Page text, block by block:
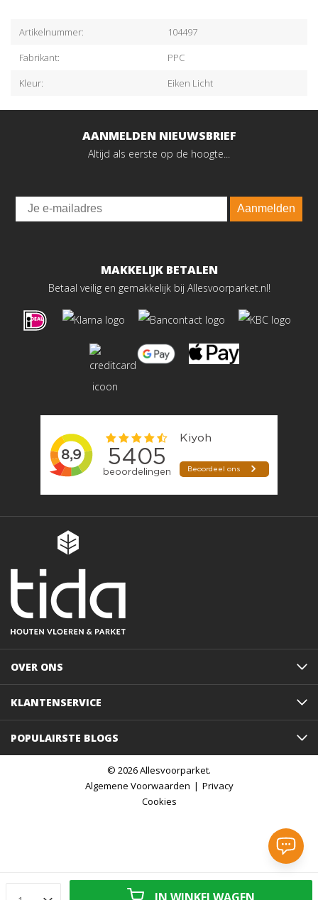
Artikelnummer:
104497
Fabrikant:
PPC
Kleur:
Eiken Licht
AANMELDEN NIEUWSBRIEF
Altijd als eerste op de hoogte...
Email
Aanmelden
MAKKELIJK BETALEN
Betaal veilig en gemakkelijk bij Allesvoorparket.nl!
OVER ONS
KLANTENSERVICE
POPULAIRSTE BLOGS
© 2026 Allesvoorparket.
Algemene Voorwaarden
Privacy
Cookies